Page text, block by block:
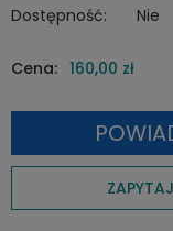
Dostępność: Nie
Cena: 160,00 zł